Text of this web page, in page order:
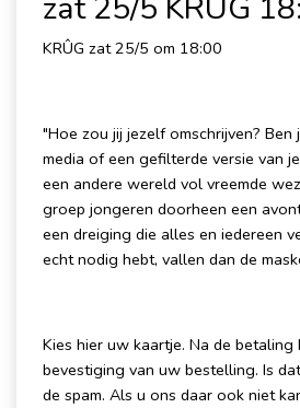
KRÛG zat 25/5 om 18:00
"Hoe zou jij jezelf omschrijven?
media of een gefilterde versie van
een andere wereld vol vreemde
groep jongeren doorheen een
een dreiging die alles en iedereen
echt nodig hebt, vallen dan de
Kies hier uw kaartje. Na de betaling
bevestiging van uw bestelling. Is
de spam. Als u ons daar ook niet